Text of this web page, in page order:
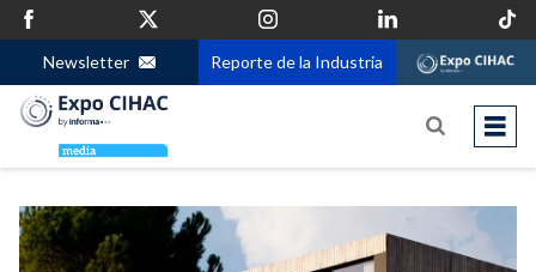
Newsletter Reporte de la Industria